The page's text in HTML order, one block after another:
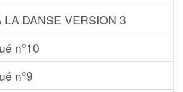
LA DANSE VERSION 3
n°10
n°9